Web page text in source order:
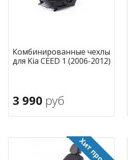
Комбинированные чехлы
для Kia CEED 1 (2006-2012)
3 990 руб